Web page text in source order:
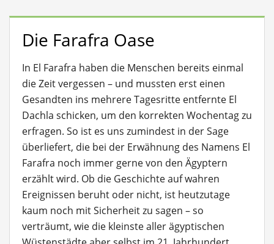
Die Farafra Oase
In El Farafra haben die Menschen bereits einmal
die Zeit vergessen – und mussten erst einen
Gesandten ins mehrere Tagesritte entfernte El
Dachla schicken, um den korrekten Wochentag zu
erfragen. So ist es uns zumindest in der Sage
überliefert, die bei der Erwähnung des Namens El
Farafra noch immer gerne von den Ägyptern
erzählt wird. Ob die Geschichte auf wahren
Ereignissen beruht oder nicht, ist heutzutage
kaum noch mit Sicherheit zu sagen – so
verträumt, wie die kleinste aller ägyptischen